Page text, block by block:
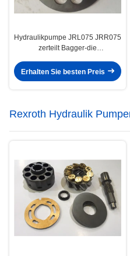
Hydraulikpumpe JRL075 JRR075
zerteilt Bagger-die
Bewegungsreparatur
Erhalten Sie besten Preis
Rexroth Hydraulik